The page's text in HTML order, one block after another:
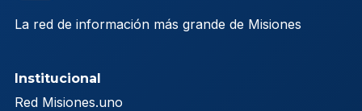
La red de información más grande de Misiones
Institucional
Red Misiones.uno